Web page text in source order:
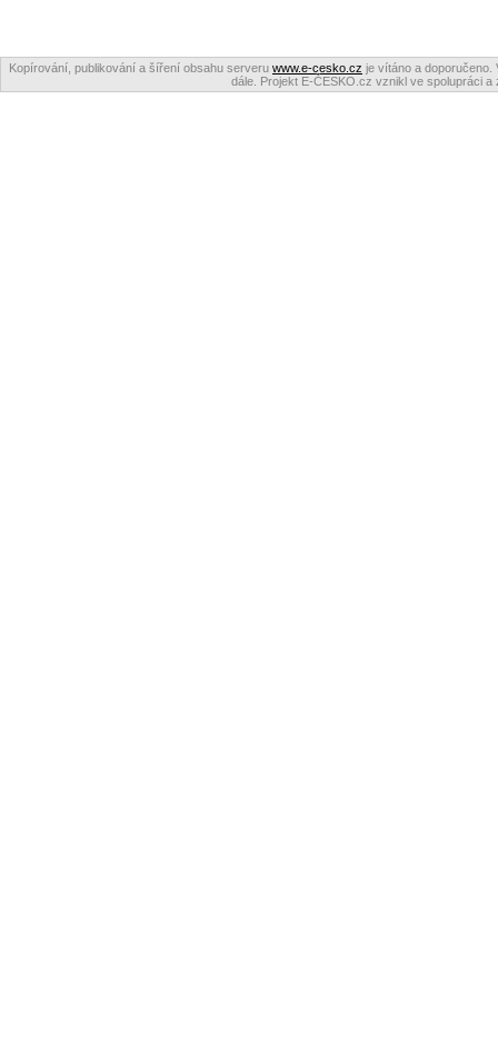
Kopírování, publikování a šíření obsahu serveru www.e-cesko.cz je vítáno a doporučeno.
dále. Projekt E-ČESKO.cz vznikl ve spolupráci